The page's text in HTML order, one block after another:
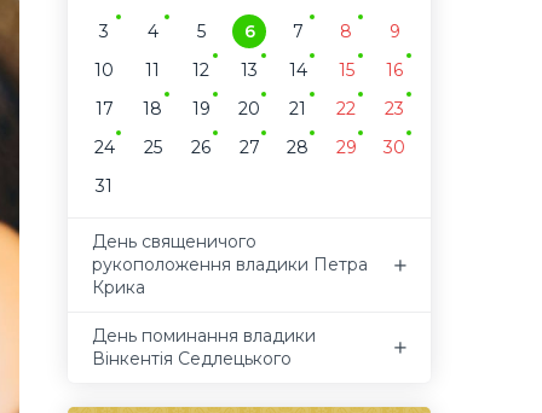
3
4 5 6 7 8
9
10
11 12 13 14 15
16
17
18 19 20 21 22
23
24
25 26 27 28 29
30
31
День священичого
рукоположення владики Петра
Крика
День поминання владики
Вінкентія Седлецького